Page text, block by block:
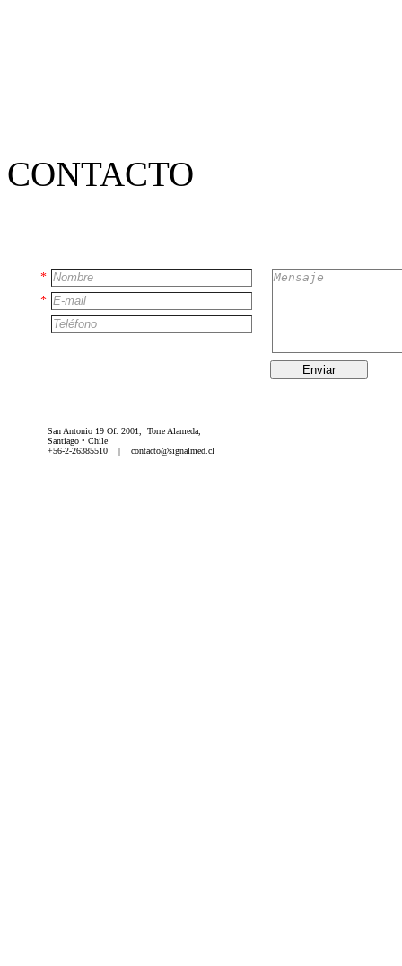
CONTACTO
*
*
Enviar
San Antonio 19 Of. 2001, Torre Alameda,
Santiago • Chile
+56-2-26385510 | contacto@signalmed.cl